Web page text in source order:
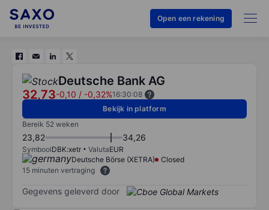
Open een rekening
Deutsche Bank AG
32,73-0,10 / -0,32%16:30:08
Bekijk in platform
Bereik 52 weken
23,82 34,26
SymboolDBK:xetr ValutaEUR
Deutsche Börse (XETRA)
Closed
15 minuten vertraging
Gegevens geleverd door